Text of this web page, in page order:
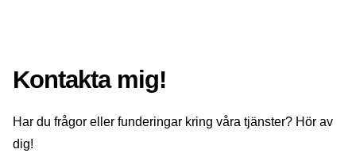
Kontakta mig!
Har du frågor eller funderingar kring våra tjänster? Hör av
dig!